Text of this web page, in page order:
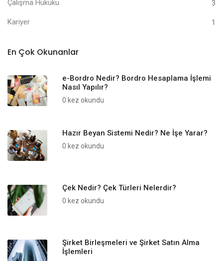
Çalışma Hukuku 3
Kariyer 1
En Çok Okunanlar
e-Bordro Nedir? Bordro Hesaplama İşlemi
Nasıl Yapılır?
0 kez okundu
Hazır Beyan Sistemi Nedir? Ne İşe Yarar?
0 kez okundu
Çek Nedir? Çek Türleri Nelerdir?
0 kez okundu
Şirket Birleşmeleri ve Şirket Satın Alma
İşlemleri